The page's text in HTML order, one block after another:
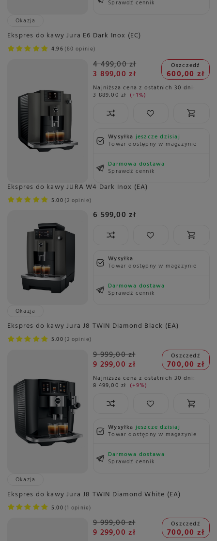
Sprawdź cennik
Okazja
Ekspres do kawy Jura E6 Dark Inox (EC)
4.96 80 opinie
4 499,00 zł
3 899,00 zł
Oszczedź
600,00 zł
Najniższa cena z ostatnich 30 dni:
3 889,00 zł +1%
Wysyłkajeszcze dzisiaj
Towar dostępny w magazynie
Darmowa dostawa
Sprawdź cennik
Ekspres do kawy JURA W4 Dark Inox (EA)
5.00 2 opinie
6 599,00 zł
Wysyłka
Towar dostępny w magazynie
Darmowa dostawa
Sprawdź cennik
Okazja
Ekspres do kawy Jura J8 TWIN Diamond Black (EA)
5.00 2 opinie
9 999,00 zł
9 299,00 zł
Oszczedź
700,00 zł
Najniższa cena z ostatnich 30 dni:
8 499,00 zł +9%
Wysyłkajeszcze dzisiaj
Towar dostępny w magazynie
Darmowa dostawa
Sprawdź cennik
Okazja
Ekspres do kawy Jura J8 TWIN Diamond White (EA)
5.00 1 opinie
9 999,00 zł
9 299,00 zł
Oszczedź
700,00 zł